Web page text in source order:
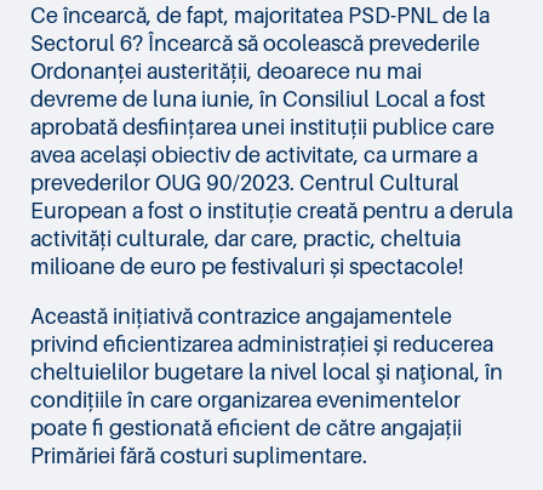
Ce încearcă, de fapt, majoritatea PSD-PNL de la
Sectorul 6? Încearcă să ocolească prevederile
Ordonanței austerității, deoarece nu mai
devreme de luna iunie, în Consiliul Local a fost
aprobată desființarea unei instituții publice care
avea același obiectiv de activitate, ca urmare a
prevederilor OUG 90/2023. Centrul Cultural
European a fost o instituție creată pentru a derula
activități culturale, dar care, practic, cheltuia
milioane de euro pe festivaluri și spectacole!
Această inițiativă contrazice angajamentele
privind eficientizarea administrației și reducerea
cheltuielilor bugetare la nivel local şi naţional, în
condițiile în care organizarea evenimentelor
poate fi gestionată eficient de către angajații
Primăriei fără costuri suplimentare.